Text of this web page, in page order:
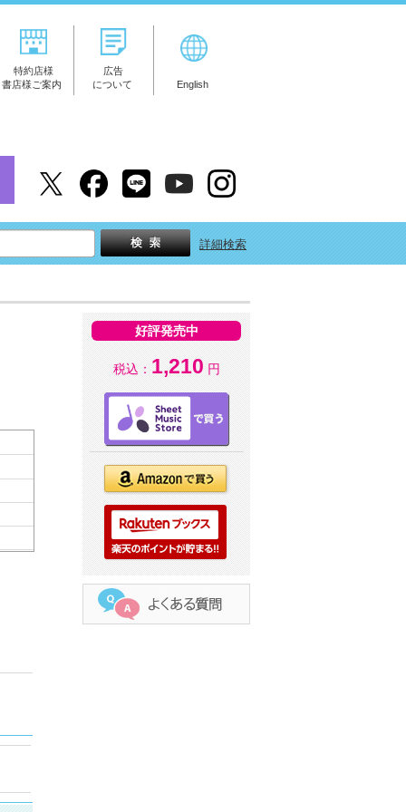
特約店様
書店様ご案内
広告
について
English
詳細検索
好評発売中
税込： 1,210 円